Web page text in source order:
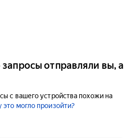
отправляли вы, а
с вашего устройства похожи на
это могло произойти?